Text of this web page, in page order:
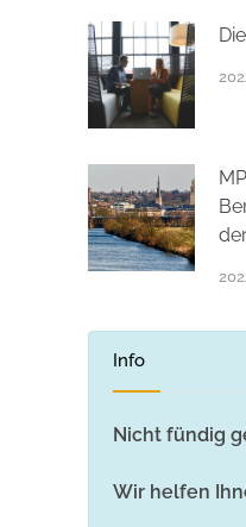
Info
Nicht fündig
Wir helfen